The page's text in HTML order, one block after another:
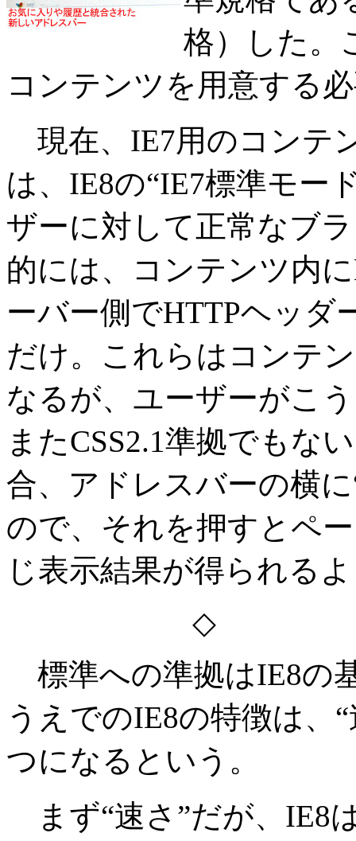
格）した。
コンテンツを用意する
現在、IE7用のコンテ
は、IE8の“IE7標準モー
ザーに対して正常なブ
的には、コンテンツ内
ーバー側でHTTPヘッダ
だけ。これらはコンテ
なるが、ユーザーがこ
またCSS2.1準拠でもな
合、アドレスバーの横
ので、それを押すとペ
じ表示結果が得られる
◇
標準への準拠はIE8の
うえでのIE8の特徴は、
つになるという。
まず“速さ”だが、IE8